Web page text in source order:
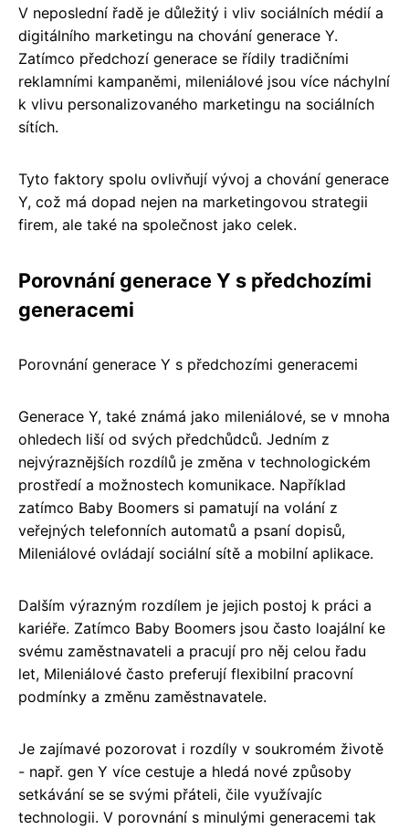
V neposlední řadě je důležitý i vliv sociálních médií a
digitálního marketingu na chování generace Y.
Zatímco předchozí generace se řídily tradičními
reklamními kampaněmi, mileniálové jsou více náchylní
k vlivu personalizovaného marketingu na sociálních
sítích.
Tyto faktory spolu ovlivňují vývoj a chování generace
Y, což má dopad nejen na marketingovou strategii
firem, ale také na společnost jako celek.
Porovnání generace Y s předchozími
generacemi
Porovnání generace Y s předchozími generacemi
Generace Y, také známá jako mileniálové, se v mnoha
ohledech liší od svých předchůdců. Jedním z
nejvýraznějších rozdílů je změna v technologickém
prostředí a možnostech komunikace. Například
zatímco Baby Boomers si pamatují na volání z
veřejných telefonních automatů a psaní dopisů,
Mileniálové ovládají sociální sítě a mobilní aplikace.
Dalším výrazným rozdílem je jejich postoj k práci a
kariéře. Zatímco Baby Boomers jsou často loajální ke
svému zaměstnavateli a pracují pro něj celou řadu
let, Mileniálové často preferují flexibilní pracovní
podmínky a změnu zaměstnavatele.
Je zajímavé pozorovat i rozdíly v soukromém životě
- např. gen Y více cestuje a hledá nové způsoby
setkávání se se svými přáteli, čile využívajíc
technologii. V porovnání s minulými generacemi tak